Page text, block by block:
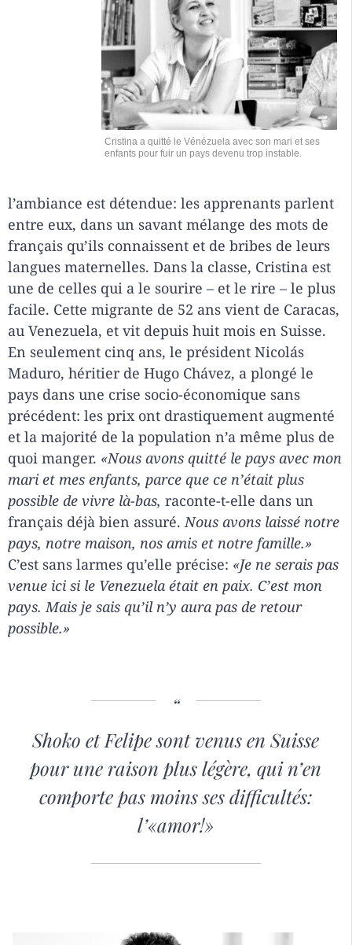
Cristina a quitté le Vénézuela avec son mari et ses
enfants pour fuir un pays devenu trop instable.
l’ambiance est détendue: les apprenants parlent
entre eux, dans un savant mélange des mots de
français qu’ils connaissent et de bribes de leurs
langues maternelles. Dans la classe, Cristina est
une de celles qui a le sourire – et le rire – le plus
facile. Cette migrante de 52 ans vient de Caracas,
au Venezuela, et vit depuis huit mois en Suisse.
En seulement cinq ans, le président Nicolás
Maduro, héritier de Hugo Chávez, a plongé le
pays dans une crise socio-économique sans
précédent: les prix ont drastiquement augmenté
et la majorité de la population n’a même plus de
quoi manger. «Nous avons quitté le pays avec mon
mari et mes enfants, parce que ce n’était plus
possible de vivre là-bas, raconte-t-elle dans un
français déjà bien assuré.Nous avons laissé notre
pays, notre maison, nos amis et notre famille.»
C’est sans larmes qu’elle précise: «Je ne serais pas
venue ici si le Venezuela était en paix. C’est mon
pays. Mais je sais qu’il n’y aura pas de retour
possible.»
Shoko et Felipe sont venus en Suisse
pour une raison plus légère, qui n’en
comporte pas moins ses difficultés:
l’«amor!»